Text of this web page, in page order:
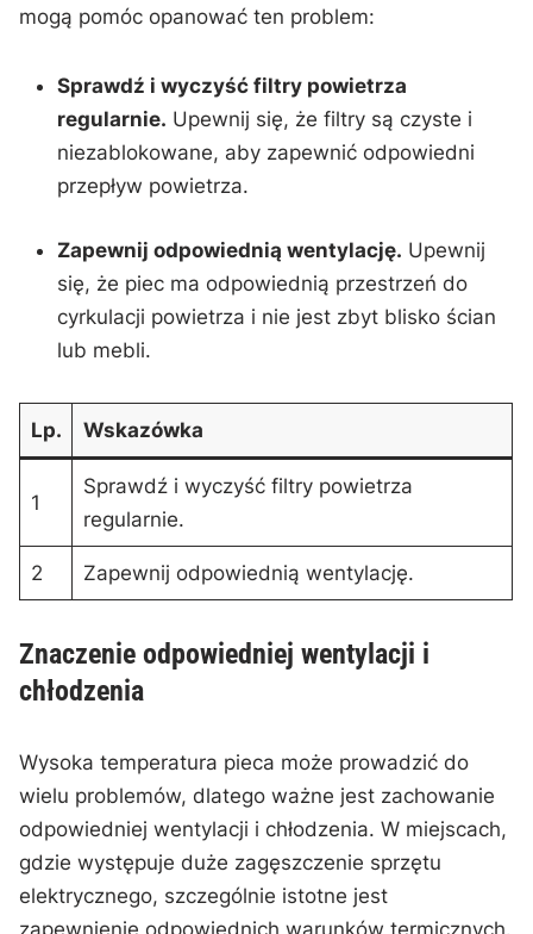
mogą pomóc opanować ten problem:
Sprawdź i wyczyść filtry powietrza
regularnie. Upewnij się, że ‍filtry są czyste i
niezablokowane, aby⁢ zapewnić odpowiedni
przepływ powietrza.
Zapewnij odpowiednią wentylację. Upewnij
się, że piec ma ‌odpowiednią przestrzeń do
cyrkulacji powietrza i nie jest zbyt blisko ścian
lub mebli.
Lp. Wskazówka
1
Sprawdź i wyczyść filtry powietrza
regularnie.
2 Zapewnij odpowiednią wentylację.
Znaczenie odpowiedniej wentylacji i
chłodzenia
Wysoka temperatura pieca może prowadzić do
wielu problemów, dlatego ważne jest zachowanie
odpowiedniej wentylacji i chłodzenia. W miejscach,
gdzie występuje duże zagęszczenie sprzętu
elektrycznego, szczególnie‍ istotne jest
zapewnienie odpowiednich warunków termicznych.